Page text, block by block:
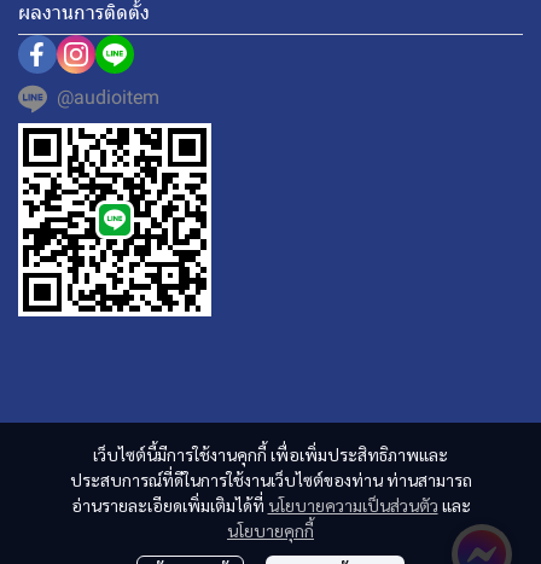
เว็บไซต์นี้มีการใช้งานคุกกี้ เพื่อเพิ่มประสิทธิภาพและ
ประสบการณ์ที่ดีในการใช้งานเว็บไซต์ของท่าน ท่านสามารถ
อ่านรายละเอียดเพิ่มเติมได้ที่ นโยบายความเป็นส่วนตัว และ
นโยบายคุกกี้
ผลงานการติดตั้ง
@audioitem